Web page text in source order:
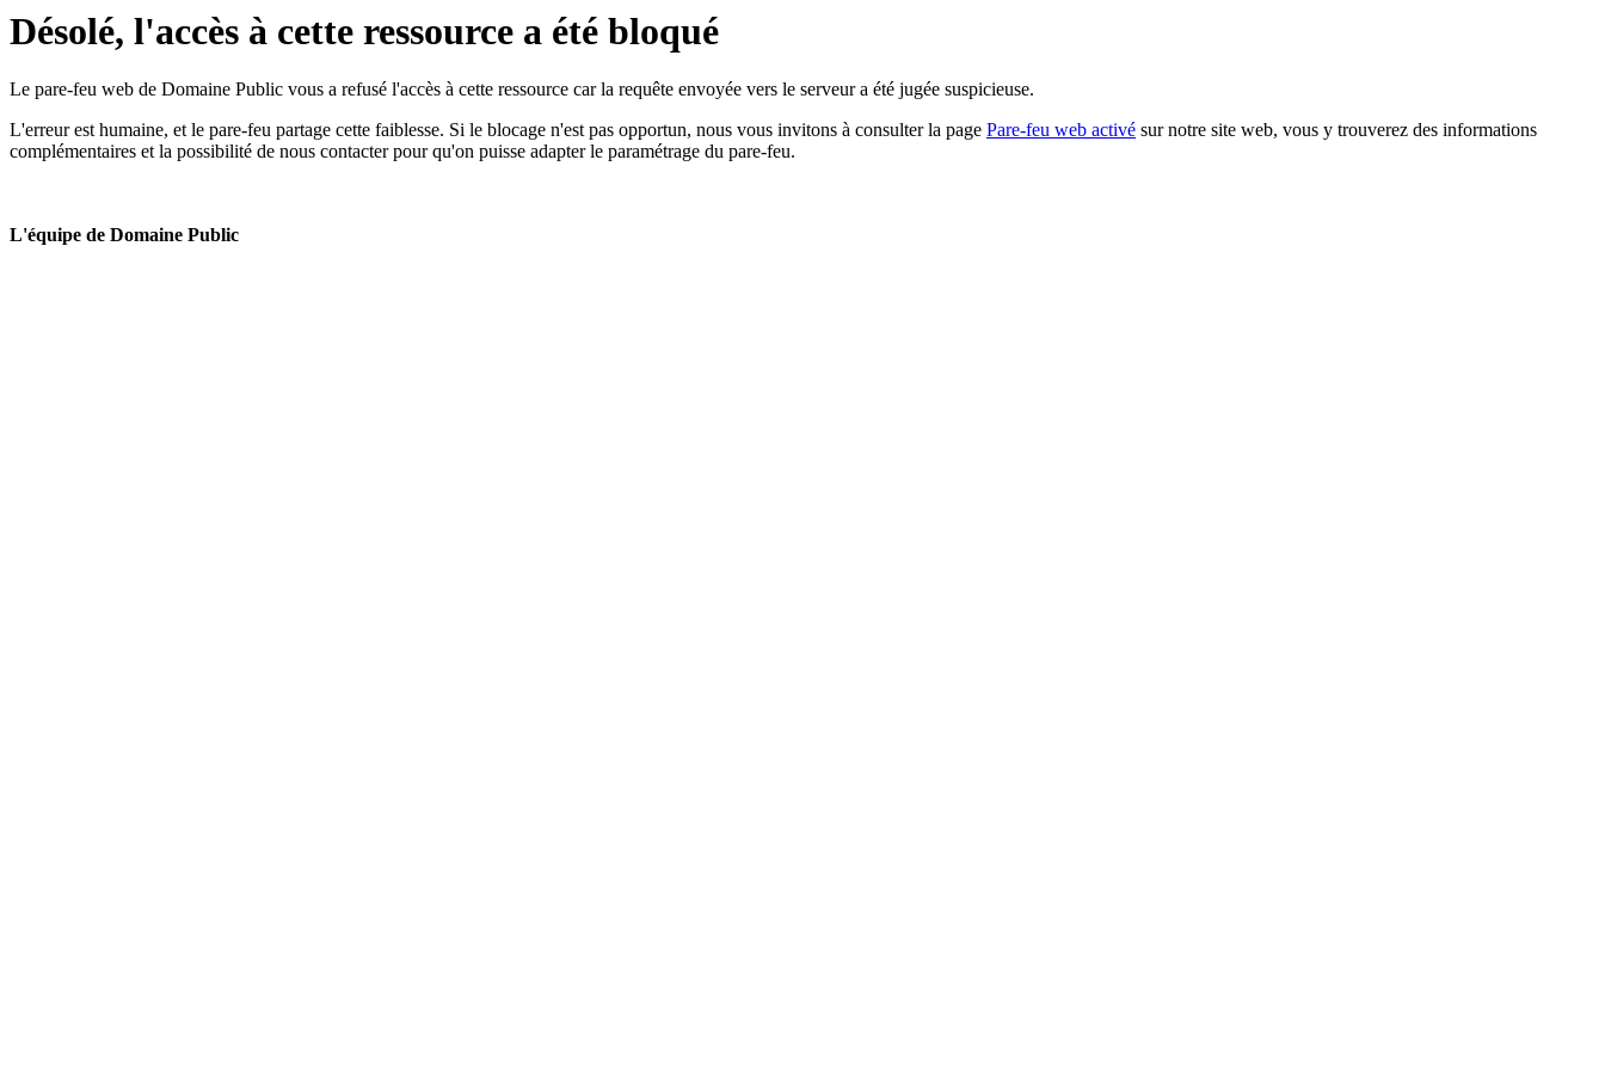
Désolé, l'accès à cette ressource a été bloqué
Le pare-feu web de Domaine Public vous a refusé l'accès à cette ressource car la requête envoyée vers le serveur a été jugée suspicieuse.
L'erreur est humaine, et le pare-feu partage cette faiblesse. Si le blocage n'est pas opportun, nous vous invitons à consulter la page Pare-feu web activé sur notre site web, vous y trouverez des informations
complémentaires et la possibilité de nous contacter pour qu'on puisse adapter le paramétrage du pare-feu.
L'équipe de Domaine Public